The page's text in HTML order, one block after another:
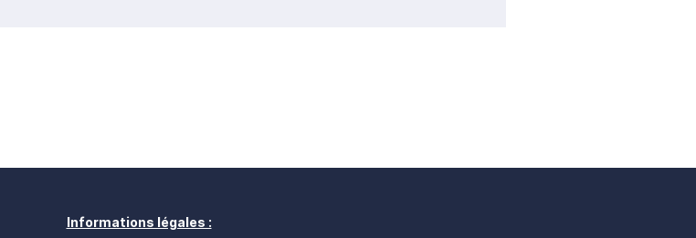
Informations légales :